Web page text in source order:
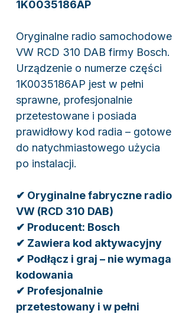
1K0035186AP
Oryginalne radio samochodowe
VW RCD 310 DAB firmy Bosch.
Urządzenie o numerze części
1K0035186AP jest w pełni
sprawne, profesjonalnie
przetestowane i posiada
prawidłowy kod radia – gotowe
do natychmiastowego użycia
po instalacji.
✔ Oryginalne fabryczne radio
VW (RCD 310 DAB)
✔ Producent: Bosch
✔ Zawiera kod aktywacyjny
✔ Podłącz i graj – nie wymaga
kodowania
✔ Profesjonalnie
przetestowany i w pełni